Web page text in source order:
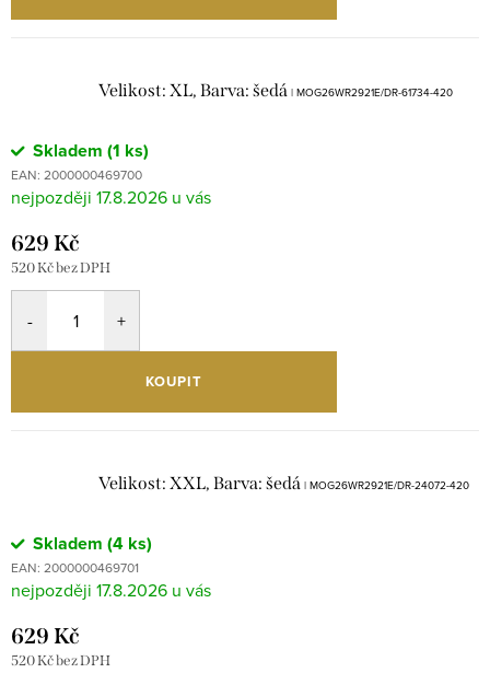
Velikost: XL, Barva: šedá | MOG26WR2921E/DR-61734-420
Skladem (1 ks)
EAN: 2000000469700
17.8.2026
629 Kč
520 Kč bez DPH
KOUPIT
Velikost: XXL, Barva: šedá | MOG26WR2921E/DR-24072-420
Skladem (4 ks)
EAN: 2000000469701
17.8.2026
629 Kč
520 Kč bez DPH